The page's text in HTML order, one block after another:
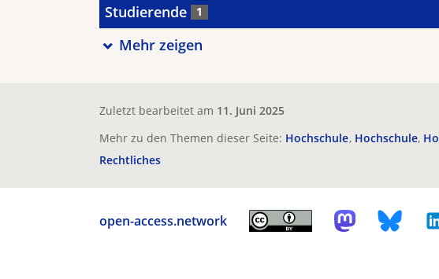
Studierende 1
Mehr zeigen
Zuletzt bearbeitet am 11. Juni 2025
Mehr zu den Themen dieser Seite: Hochschule Hochschule
Rechtliches
open-access.network